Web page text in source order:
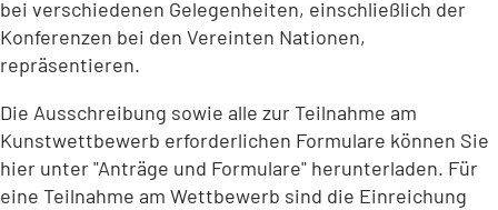
bei verschiedenen Gelegenheiten, einschließlich der
Konferenzen bei den Vereinten Nationen,
repräsentieren.
Die Ausschreibung sowie alle zur Teilnahme am
Kunstwettbewerb erforderlichen Formulare können Sie
hier unter "Anträge und Formulare" herunterladen. Für
eine Teilnahme am Wettbewerb sind die Einreichung